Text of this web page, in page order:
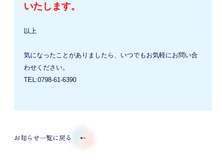
いたします。
以上
気になったことがありましたら、いつでもお気軽にお問い合
わせください。
TEL:0798-61-6390
お知らせ一覧に戻る ←